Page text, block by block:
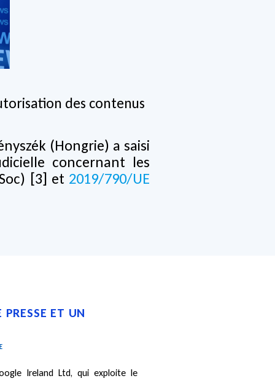
des contenus
(Hongrie) a saisi
concernant les
[3] et 2019/790/UE
ET UN
Ireland Ltd, qui exploite le